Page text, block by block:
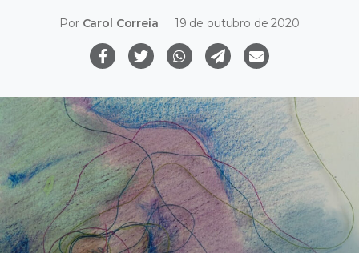
Por Carol Correia 19 de outubro de 2020